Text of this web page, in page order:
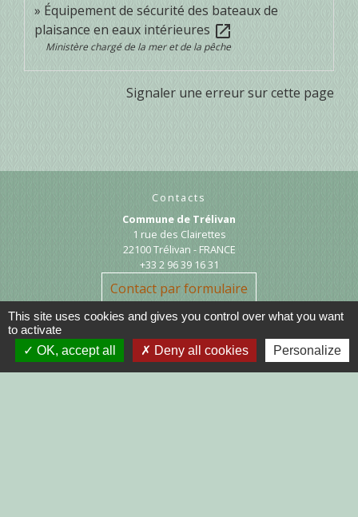
Équipement de sécurité des bateaux de
plaisance en eaux intérieures open_in_new
Ministère chargé de la mer et de la pêche
Signaler une erreur sur cette page
Contacts
Commune de Trélivan
1 rue des Clairettes
22100 Trélivan - FRANCE
+33 2 96 39 16 31
Contact par formulaire
This site uses cookies and gives you control over what you want
to activate
OK, accept all
Deny all cookies Personalize